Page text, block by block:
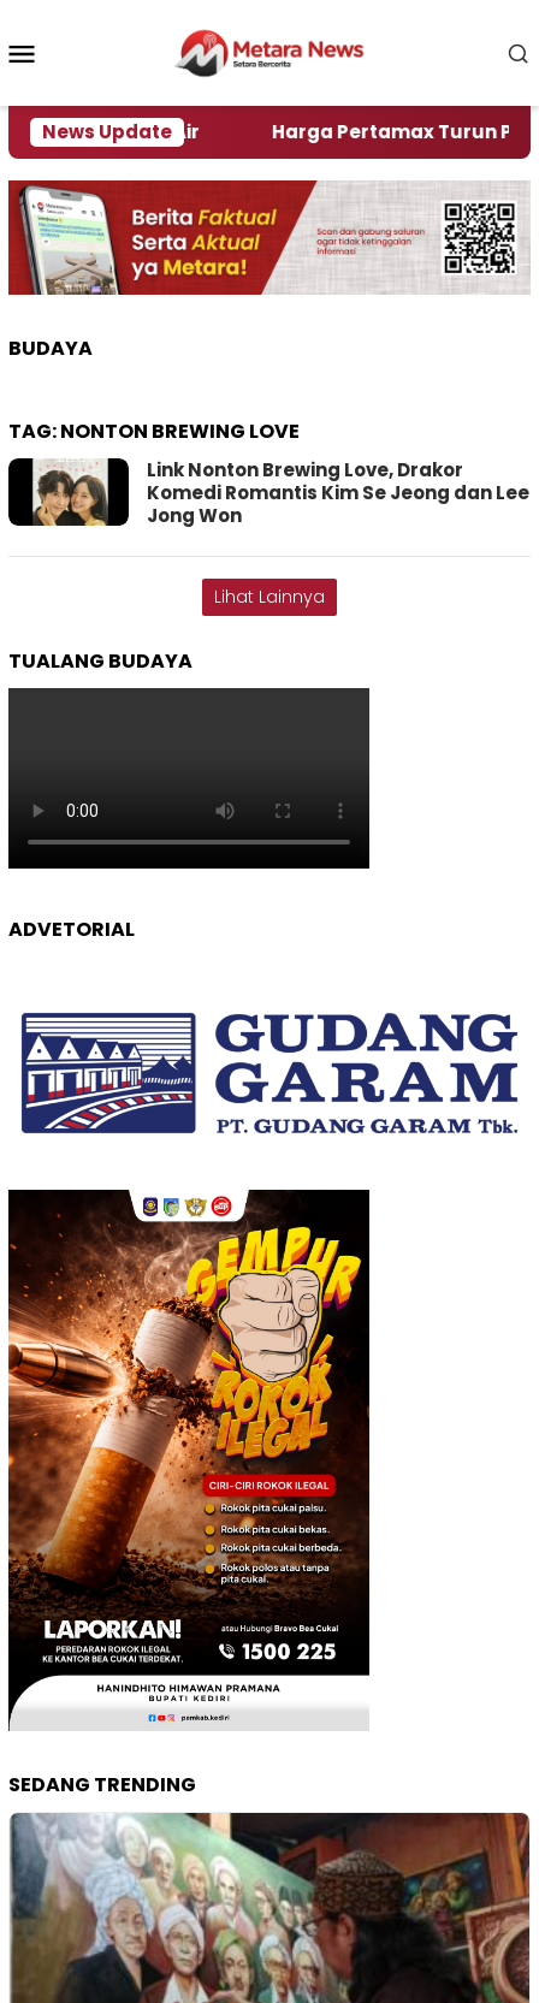
konten
News Update
Alami Krisi Air Harga Pertamax Turun Per
BUDAYA
TAG:NONTON BREWING LOVE
Link Nonton Brewing Love, Drakor
Komedi Romantis Kim Se Jeong dan Lee
Jong Won
Lihat Lainnya
TUALANG BUDAYA
ADVETORIAL
SEDANG TRENDING